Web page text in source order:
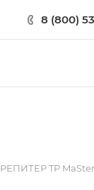
8 (800)
РЕПИТЕР TP MaSter